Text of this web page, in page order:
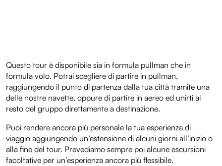
Questo tour è disponibile sia in formula pullman che in
formula volo. Potrai scegliere di partire in pullman,
raggiungendo il punto di partenza dalla tua città tramite una
delle nostre navette, oppure di partire in aereo ed unirti al
resto del gruppo direttamente a destinazione.
Puoi rendere ancora più personale la tua esperienza di
viaggio aggiungendo un’estensione di alcuni giorni all’inizio o
alla fine del tour. Prevediamo sempre poi alcune escursioni
facoltative per un’esperienza ancora più flessibile.